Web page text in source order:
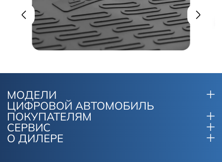
МОДЕЛИ
ЦИФРОВОЙ АВТОМОБИЛЬ
ПОКУПАТЕЛЯМ
СЕРВИС
О ДИЛЕРЕ